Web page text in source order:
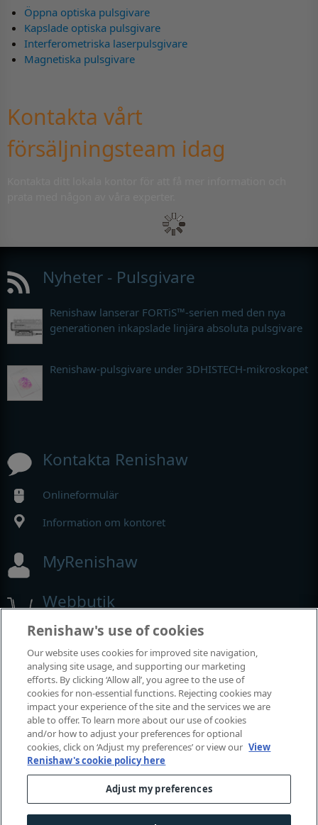
Öppna optiska pulsgivare
Kapslade optiska pulsgivare
Interferometriska laserpulsgivare
Magnetiska pulsgivare
Kontakta vårt
försäljningsteam idag
Nyheter - Pulsgivare
Renishaw lanserar FORTiS™-serien med den nya
generationen inkapslade linjära absoluta pulsgivare
Renishaw-pulsgivare under 3DHISTECH-mikroskopet
Kontakta Renishaw
Onlineformulär
Information om kontoret
MyRenishaw
Webbutik
Utställningar och konferenser
Tillställningar där vi deltar
Renishaw's use of cookies
Our website uses cookies for improved site navigation,
analysing site usage, and supporting our marketing
efforts. By clicking ‘Allow all’, you agree to the use of
cookies for non-essential functions. Rejecting cookies may
impact your experience of the site and the services we are
able to offer. To learn more about our use of cookies
and/or how to adjust your preferences for optional
cookies, click on ‘Adjust my preferences’ or view our View
Renishaw's cookie policy here
Adjust my preferences